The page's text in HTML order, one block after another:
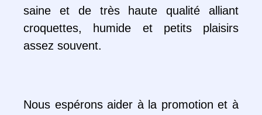
saine et de très haute qualité alliant
croquettes, humide et petits plaisirs
assez souvent.
Nous espérons aider à la promotion et à